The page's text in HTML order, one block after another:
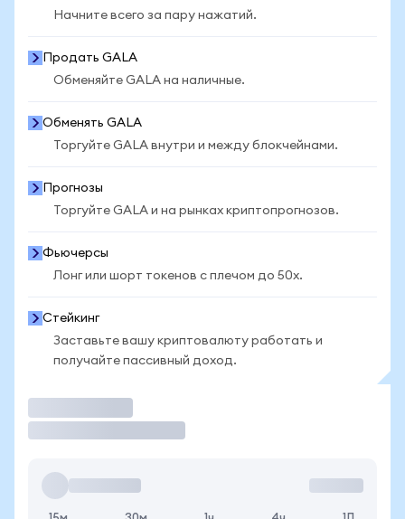
Начните всего за пару нажатий.
Продать GALA
Обменяйте GALA на наличные.
Обменять GALA
Торгуйте GALA внутри и между блокчейнами.
Прогнозы
Торгуйте GALA и на рынках криптопрогнозов.
Фьючерсы
Лонг или шорт токенов с плечом до 50x.
Стейкинг
Заставьте вашу криптовалюту работать и
получайте пассивный доход.